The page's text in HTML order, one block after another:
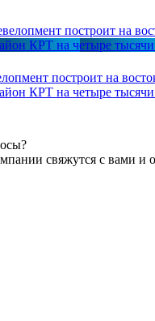
построит на
КРТ на четыре
свяжутся с вами и